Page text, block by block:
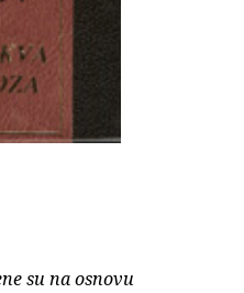
su na osnovu